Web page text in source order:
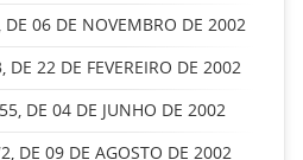
DE 06 DE NOVEMBRO DE 2002
DE 22 DE FEVEREIRO DE 2002
DE 04 DE JUNHO DE 2002
DE 09 DE AGOSTO DE 2002